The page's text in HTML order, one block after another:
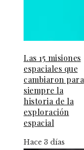
Las 15 misiones
espaciales que
cambiaron para
siempre la
historia de la
exploración
espacial
Hace 3 días